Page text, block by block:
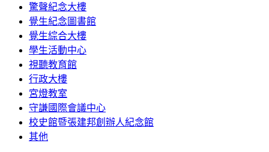
驚聲紀念大樓
覺生紀念圖書館
覺生綜合大樓
學生活動中心
視聽教育館
行政大樓
宮燈教室
守謙國際會議中心
校史館暨張建邦創辦人紀念館
其他